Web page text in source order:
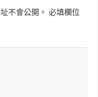
不會公開。 必填欄位